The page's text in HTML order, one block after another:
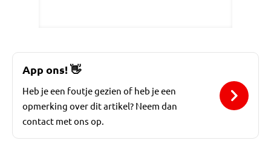
App ons!👋
Heb je een foutje gezien of heb je een
opmerking over dit artikel? Neem dan
contact met ons op.